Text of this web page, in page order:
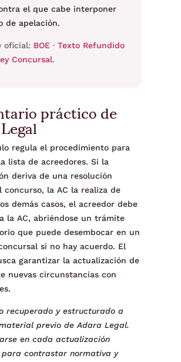
el que cabe interponer
de apelación.
oficial: BOE · Texto Refundido
Concursal.
práctico de
regula el procedimiento para
lista de acreedores. Si la
deriva de una resolución
concurso, la AC la realiza de
demás casos, el acreedor debe
la AC, abriéndose un trámite
que puede desembocar en un
si no hay acuerdo. El
garantizar la actualización de
nuevas circunstancias con
recuperado y estructurado a
previo de Adara Legal.
en cada actualización
para contrastar normativa y